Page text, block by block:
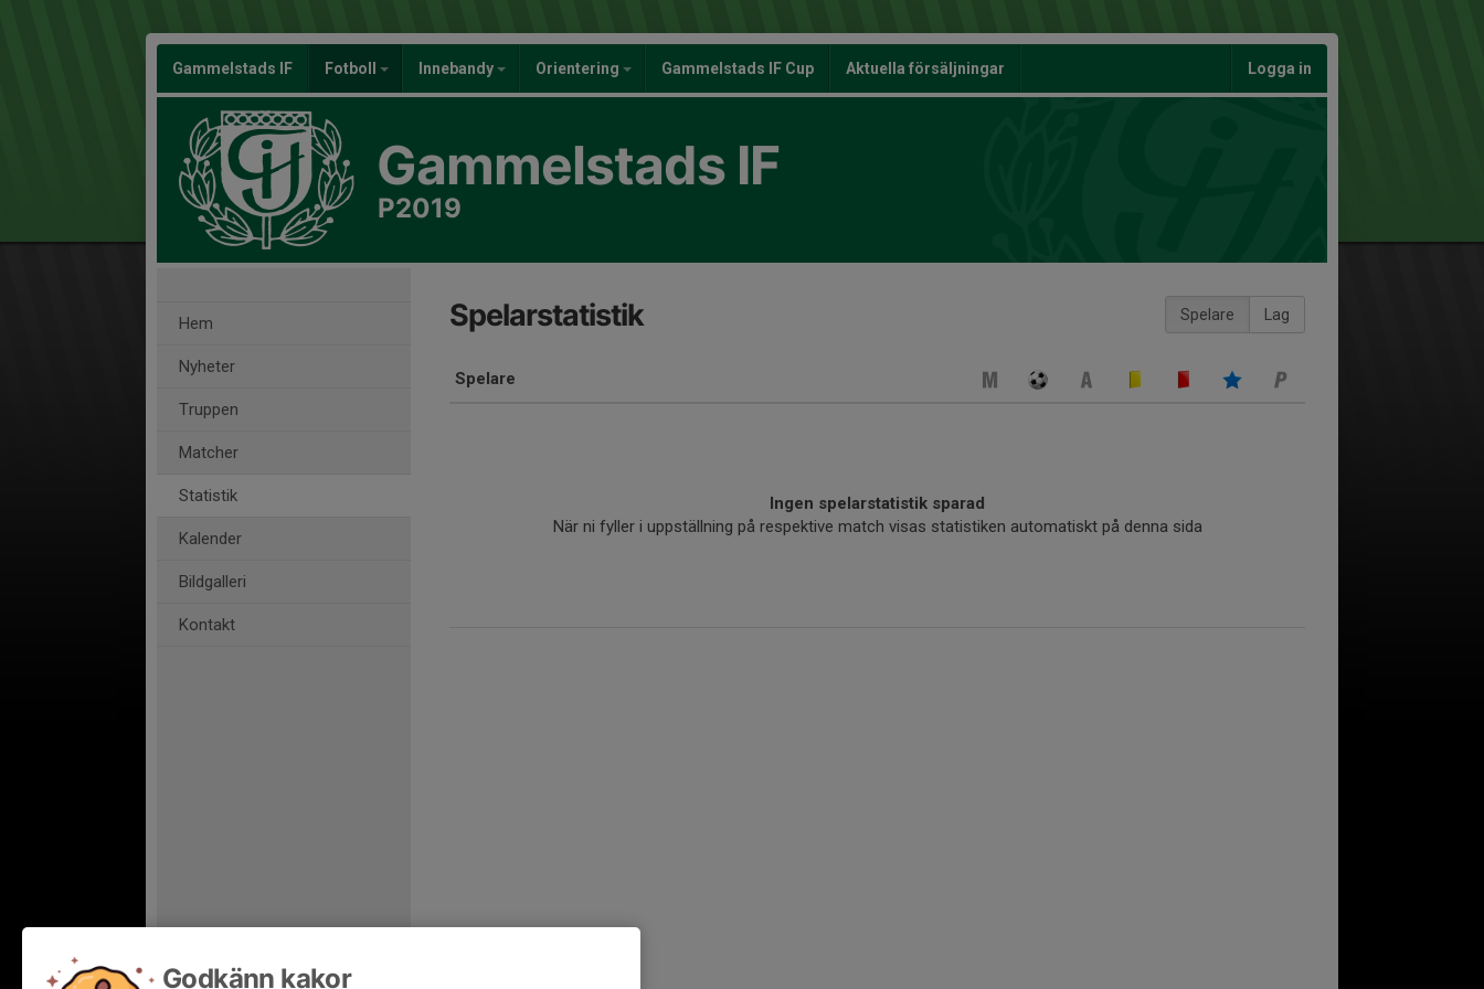
Gammelstads IF Fotboll Innebandy Orientering Gammelstads IF Cup Aktuella försäljningar Logga in
Gammelstads IF
P2019
Hem
Nyheter
Truppen
Matcher
Statistik
Kalender
Bildgalleri
Kontakt
Spelare Lag
Spelarstatistik
Spelare
Ingen spelarstatistik sparad
När ni fyller i uppställning på respektive match visas statistiken automatiskt på denna sida
Godkänn kakor